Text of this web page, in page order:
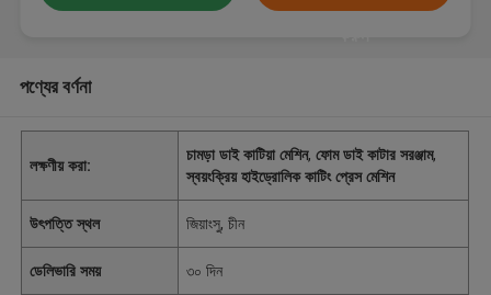
পণ্যের বর্ণনা
লক্ষণীয় করা:
চামড়া ডাই কাটিয়া মেশিন,ফোম ডাই কাটার সরঞ্জাম,
স্বয়ংক্রিয় হাইড্রোলিক কাটিং প্রেস মেশিন
উৎপত্তি স্থল জিয়াংসু, চীন
ডেলিভারি সময় ৩০ দিন